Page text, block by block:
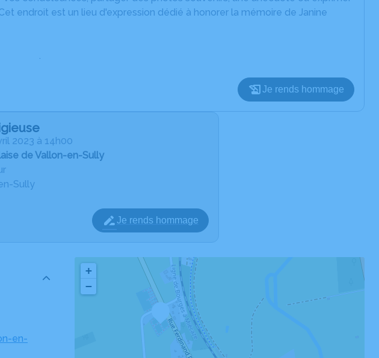
endroit est un lieu d'expression dédié à honorer la mémoire de Janine
.
Je rends hommage
2023 à 14h00
de Vallon-en-Sully
Sully
Je rends hommage
en-
+
−